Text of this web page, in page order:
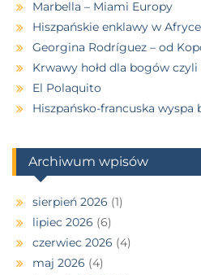
Marbella – Miami Europy
Hiszpańskie enklawy w
Georgina Rodríguez – od
Krwawy hołd dla bogów
El Polaquito
Hiszpańsko-francuska wyspa
Archiwum wpisów
sierpień 2026 (1)
lipiec 2026 (6)
czerwiec 2026 (4)
maj 2026 (4)